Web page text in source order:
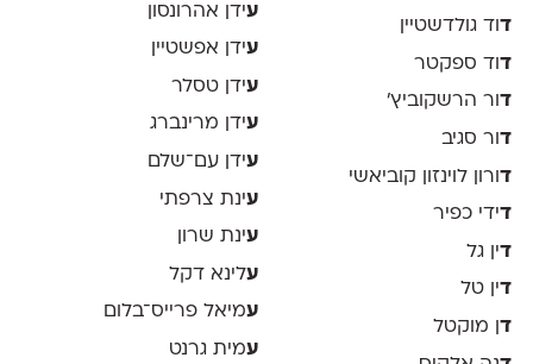
דוד גולדשטיין
דוד ספקטר
דור הרשקוביץ׳
דור סגיב
דורון לוינזון קוביאשי
דידי כפיר
דין גל
דין טל
דן מוקטל
עידן אהרונסון
עידן אפשטיין
עידן טסלר
עידן מרינברג
עידן עם־שלם
עינת צרפתי
עינת שרון
עלינא דקל
עמיאל פרייס־בלום
עמית גרנט